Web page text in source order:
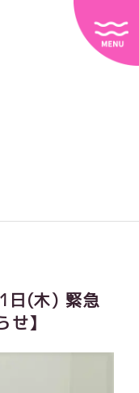
日(木) 緊急
】